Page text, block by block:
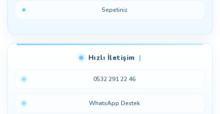
Sepetiniz
Hızlı İletişim
0532 291 22 46
WhatsApp Destek